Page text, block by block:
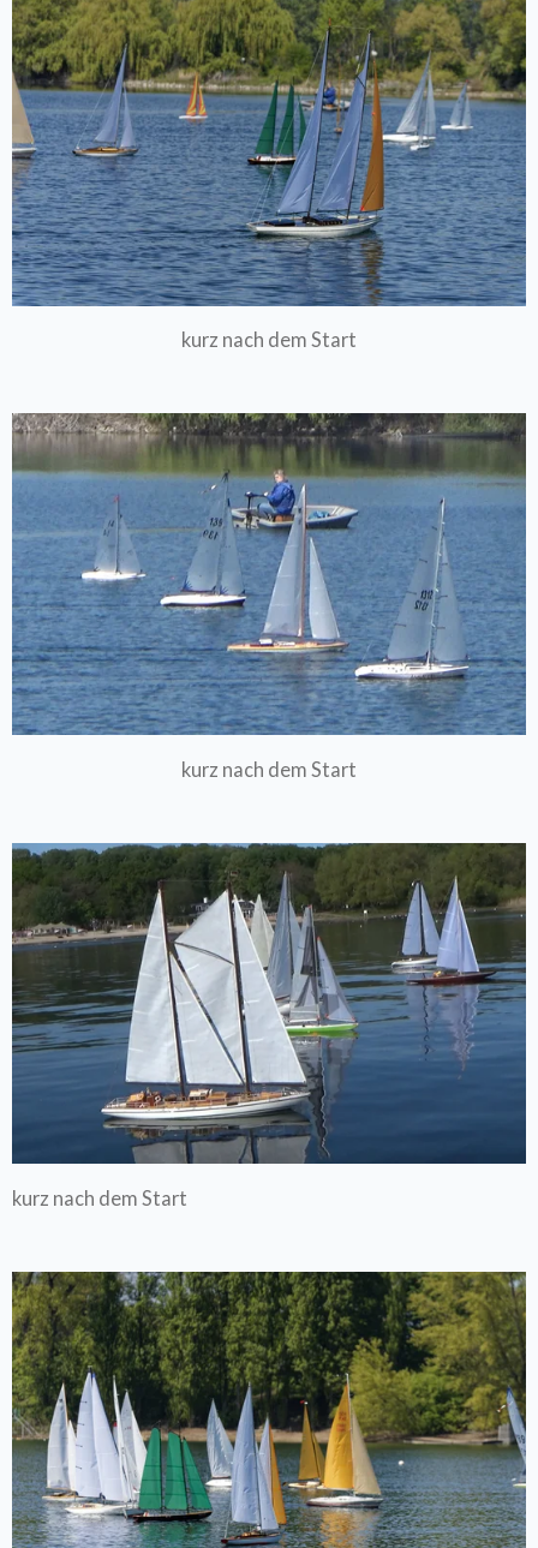
kurz nach dem Start
kurz nach dem Start
kurz nach dem Start